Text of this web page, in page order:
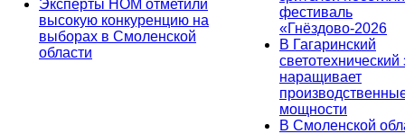
Эксперты НОМ отметили
высокую конкуренцию на
выборах в Смоленской
области
фестиваль
«Гнёздово-2026
В Гагаринский
светотехнический
наращивает
мощности
В Смоленской